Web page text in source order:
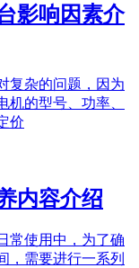
影响因素介
复杂的问题，因为
的型号、功率、
价
内容介绍
常使用中，为了确
，需要进行一系列